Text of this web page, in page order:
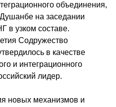
объединения,
на заседании
в узком составе.
Содружество
в качестве
и интеграционного
лидер.
новых механизмов и